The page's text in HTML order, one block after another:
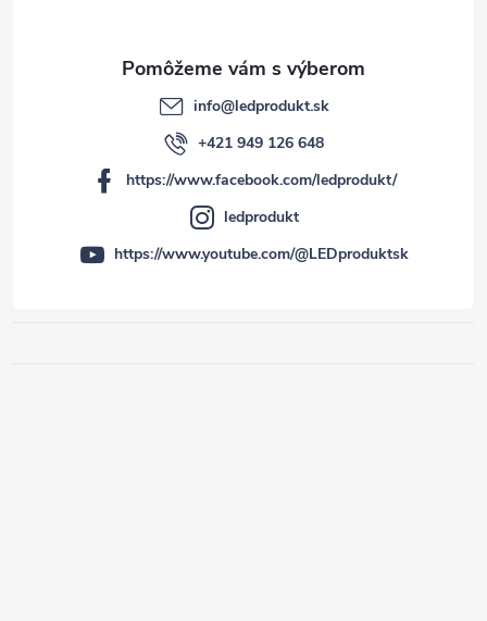
info@ledprodukt.sk
+421 949 126 648
https://www.facebook.com/ledprodukt/
ledprodukt
https://www.youtube.com/@LEDproduktsk